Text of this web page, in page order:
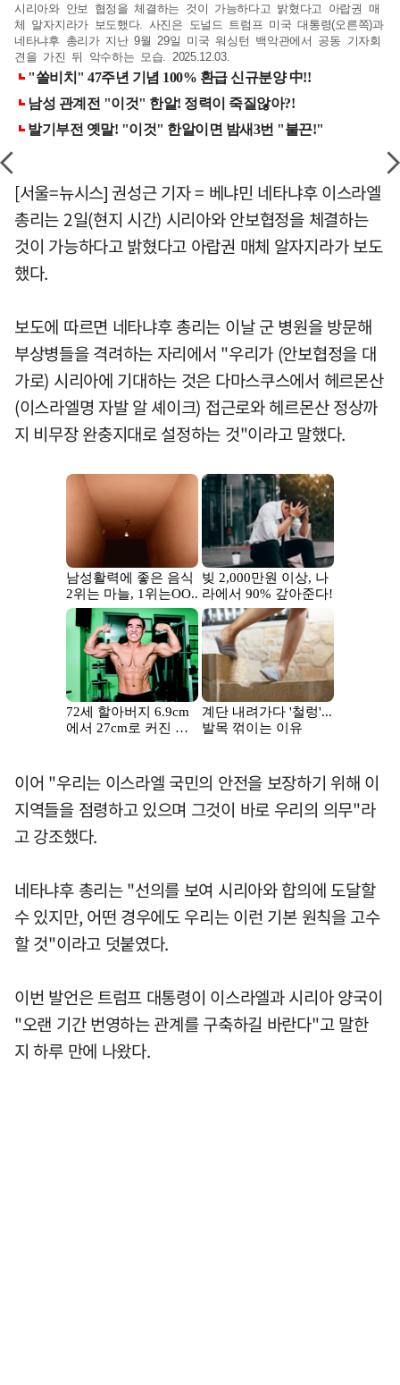
시리아와 안보 협정을 체결하는 것이 가능하다고 밝혔다고 아랍권 매
체 알자지라가 보도했다. 사진은 도널드 트럼프 미국 대통령(오른쪽)과
네타냐후 총리가 지난 9월 29일 미국 워싱턴 백악관에서 공동 기자회
견을 가진 뒤 악수하는 모습. 2025.12.03.
[서울=뉴시스] 권성근 기자 = 베냐민 네타냐후 이스라엘
총리는 2일(현지 시간) 시리아와 안보협정을 체결하는
것이 가능하다고 밝혔다고 아랍권 매체 알자지라가 보도
했다.
보도에 따르면 네타냐후 총리는 이날 군 병원을 방문해
부상병들을 격려하는 자리에서 "우리가 (안보협정을 대
가로) 시리아에 기대하는 것은 다마스쿠스에서 헤르몬산
(이스라엘명 자발 알 셰이크) 접근로와 헤르몬산 정상까
지 비무장 완충지대로 설정하는 것"이라고 말했다.
이어 "우리는 이스라엘 국민의 안전을 보장하기 위해 이
지역들을 점령하고 있으며 그것이 바로 우리의 의무"라
고 강조했다.
네타냐후 총리는 "선의를 보여 시리아와 합의에 도달할
수 있지만, 어떤 경우에도 우리는 이런 기본 원칙을 고수
할 것"이라고 덧붙였다.
이번 발언은 트럼프 대통령이 이스라엘과 시리아 양국이
"오랜 기간 번영하는 관계를 구축하길 바란다"고 말한
지 하루 만에 나왔다.